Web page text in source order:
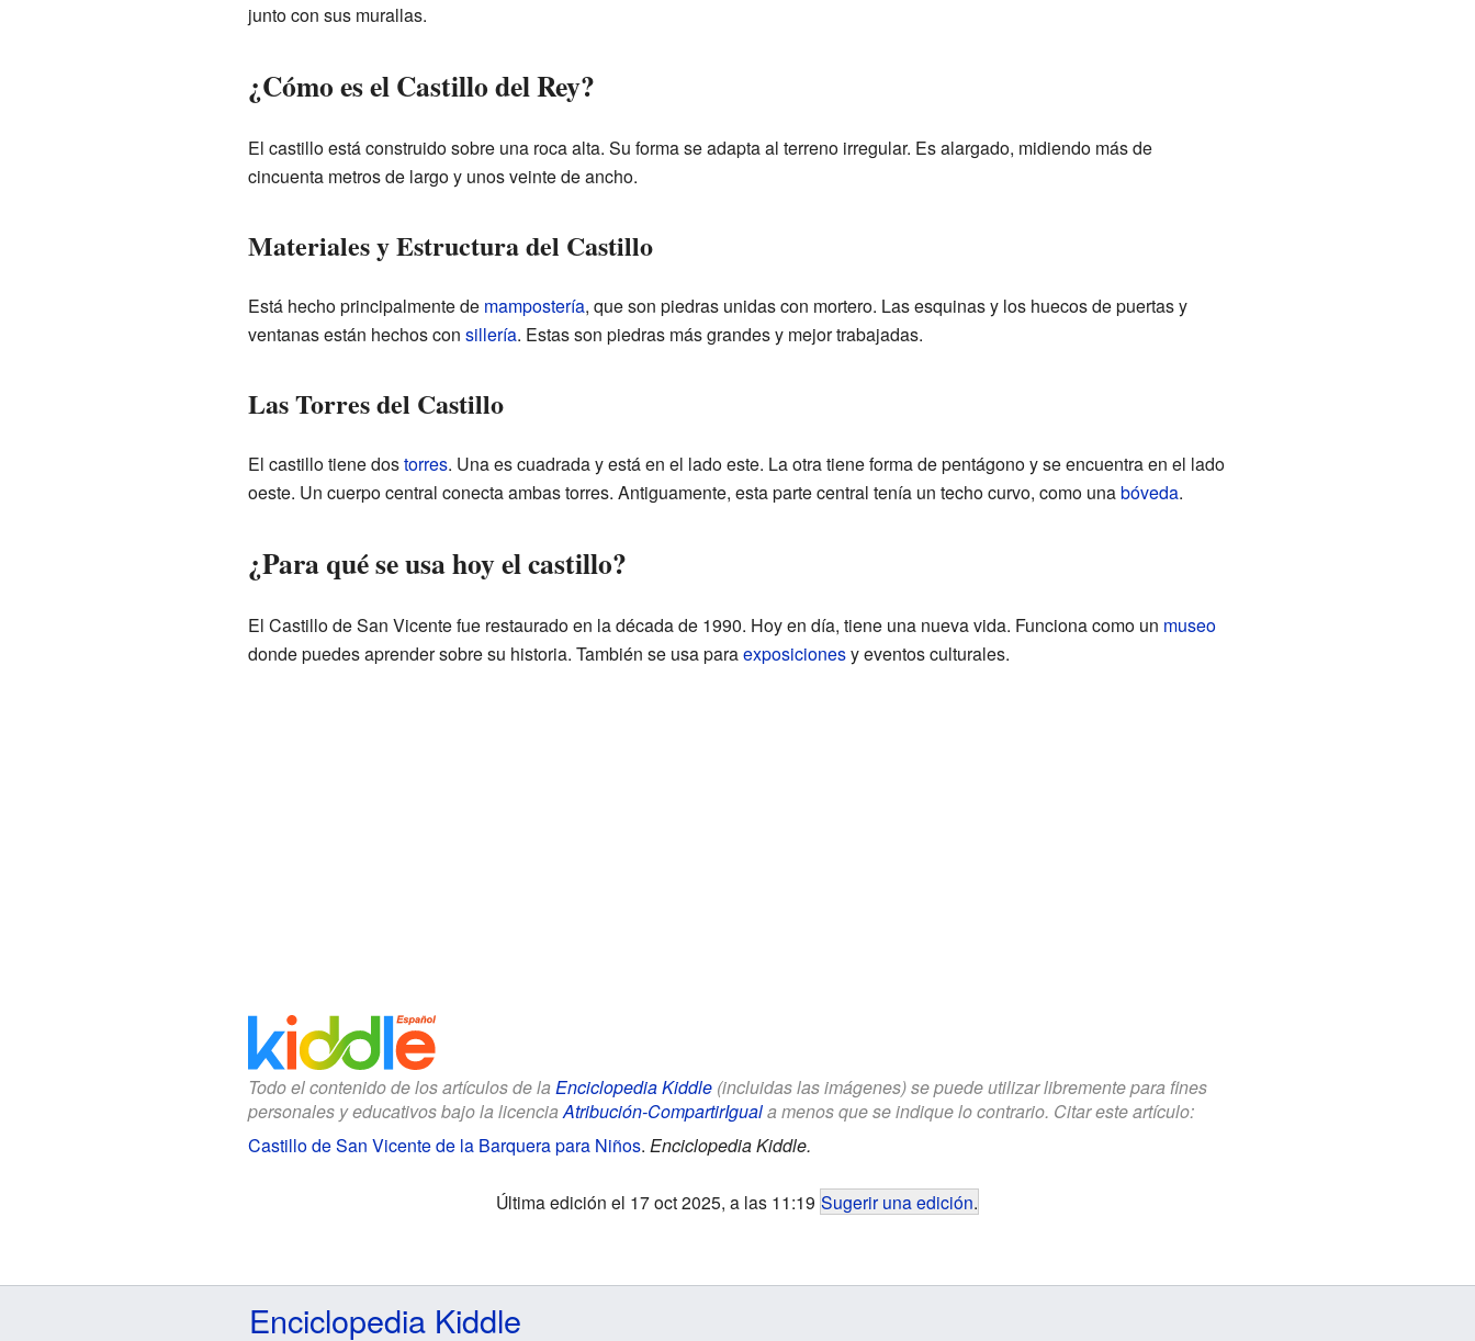
junto con sus murallas.
¿Cómo es el Castillo del Rey?
El castillo está construido sobre una roca alta. Su forma se adapta al terreno irregular. Es alargado, midiendo más de
cincuenta metros de largo y unos veinte de ancho.
Materiales y Estructura del Castillo
Está hecho principalmente de mampostería, que son piedras unidas con mortero. Las esquinas y los huecos de puertas y
ventanas están hechos con sillería. Estas son piedras más grandes y mejor trabajadas.
Las Torres del Castillo
El castillo tiene dostorres. Una es cuadrada y está en el lado este. La otra tiene forma de pentágono y se encuentra en el lado
oeste. Un cuerpo central conecta ambas torres. Antiguamente, esta parte central tenía un techo curvo, como unabóveda.
¿Para qué se usa hoy el castillo?
El Castillo de San Vicente fue restaurado en la década de 1990. Hoy en día, tiene una nueva vida. Funciona como un museo
donde puedes aprender sobre su historia. También se usa paraexposicionesy eventos culturales.
Todo el contenido de los artículos de la Enciclopedia Kiddle(incluidas las imágenes) se puede utilizar libremente para fines
personales y educativos bajo la licenciaAtribución-CompartirIguala menos que se indique lo contrario. Citar este artículo:
Castillo de San Vicente de la Barquera para Niños. Enciclopedia Kiddle.
Última edición el 17 oct 2025, a las 11:19 Sugerir una edición.
Enciclopedia Kiddle